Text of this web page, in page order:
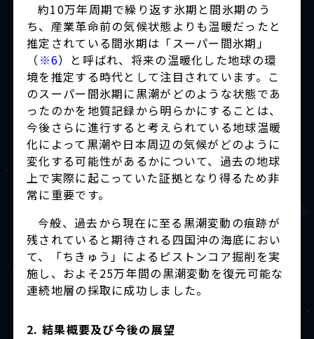
約10万年周期で繰り返す氷期と間氷期のう
ち、産業革命前の気候状態よりも温暖だったと
推定されている間氷期は「スーパー間氷期」
（ ※6）と呼ばれ、将来の温暖化した地球の環
境を推定する時代として注目されています。こ
のスーパー間氷期に黒潮がどのような状態であ
ったのかを地質記録から明らかにすることは、
今後さらに進行すると考えられている地球温暖
化によって黒潮や日本周辺の気候がどのように
変化する可能性があるかについて、過去の地球
上で実際に起こっていた証拠となり得るため非
常に重要です。
今般、過去から現在に至る黒潮変動の痕跡が
残されていると期待される四国沖の海底におい
て、「ちきゅう」によるピストンコア掘削を実
施し、およそ25万年間の黒潮変動を復元可能な
連続地層の採取に成功しました。
2. 結果概要及び今後の展望